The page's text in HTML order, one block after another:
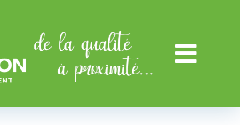
Menu